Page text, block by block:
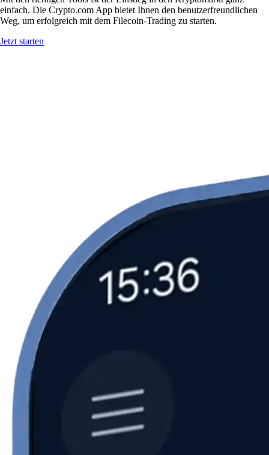
einfach. Die Crypto.com App bietet Ihnen den benutzerfreundlichen
Weg, um erfolgreich mit dem Filecoin-Trading zu starten.
Jetzt starten